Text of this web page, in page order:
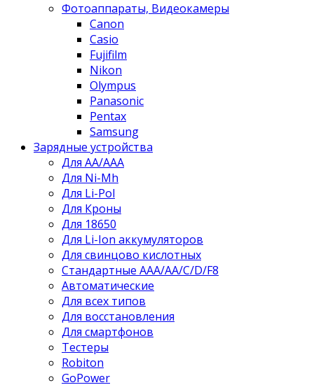
Фотоаппараты, Видеокамеры
Canon
Casio
Fujifilm
Nikon
Olympus
Panasonic
Pentax
Samsung
Зарядные устройства
Для AA/AAA
Для Ni-Mh
Для Li-Pol
Для Кроны
Для 18650
Для Li-Ion аккумуляторов
Для свинцово кислотных
Стандартные ААА/АА/С/D/F8
Автоматические
Для всех типов
Для восстановления
Для смартфонов
Тестеры
Robiton
GoPower